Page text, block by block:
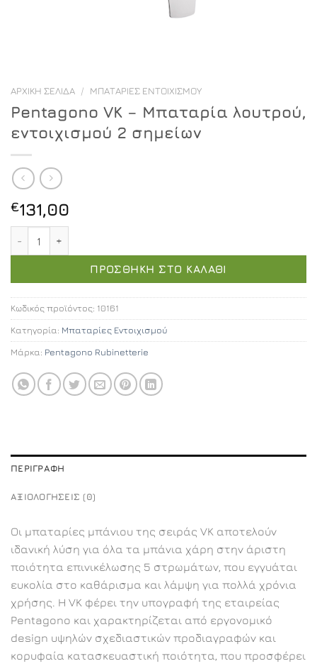
ΑΡΧΙΚΉ ΣΕΛΊΔΑ / ΜΠΑΤΑΡΊΕΣ ΕΝΤΟΙΧΙΣΜΟΎ
Pentagono VK – Μπαταρία λουτρού,
εντοιχισμού 2 σημείων
€131,00
ΠΡΟΣΘΉΚΗ ΣΤΟ ΚΑΛΆΘΙ
Κωδικός προϊόντος: 10161
Κατηγορία: Μπαταρίες Εντοιχισμού
Μάρκα: Pentagono Rubinetterie
ΠΕΡΙΓΡΑΦΉ
ΑΞΙΟΛΟΓΉΣΕΙΣ (0)
Οι μπαταρίες μπάνιου της σειράς VK αποτελούν
ιδανική λύση για όλα τα μπάνια χάρη στην άριστη
ποιότητα επινικέλωσης 5 στρωμάτων, που εγγυάται
ευκολία στο καθάρισμα και λάμψη για πολλά χρόνια
χρήσης. Η VK φέρει την υπογραφή της εταιρείας
Pentagono και χαρακτηρίζεται από εργονομικό
design υψηλών σχεδιαστικών προδιαγραφών και
κορυφαία κατασκευαστική ποιότητα, που προσφέρει